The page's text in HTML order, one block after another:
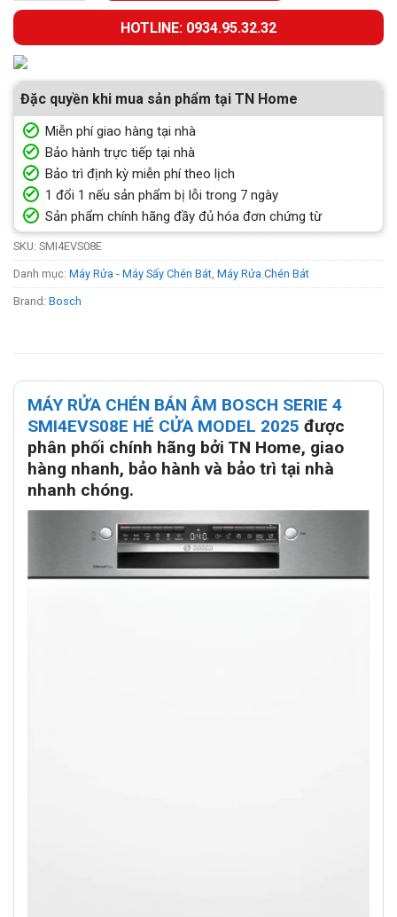
HOTLINE: 0934.95.32.32
Đặc quyền khi mua sản phẩm tại TN Home
Miễn phí giao hàng tại nhà
Bảo hành trực tiếp tại nhà
Bảo trì định kỳ miễn phí theo lịch
1 đổi 1 nếu sản phẩm bị lỗi trong 7 ngày
Sản phẩm chính hãng đầy đủ hóa đơn chứng từ
SKU: SMI4EVS08E
Danh mục: Máy Rửa - Máy Sấy Chén Bát, Máy Rửa Chén Bát
Brand: Bosch
MÁY RỬA CHÉN BÁN ÂM BOSCH SERIE 4
SMI4EVS08E HÉ CỬA MODEL 2025 được
phân phối chính hãng bởi TN Home, giao
hàng nhanh, bảo hành và bảo trì tại nhà
nhanh chóng.